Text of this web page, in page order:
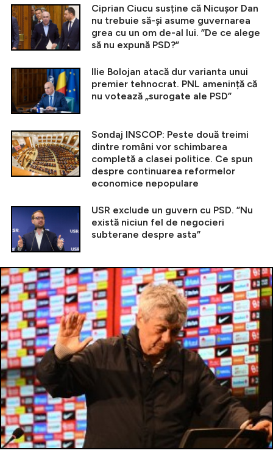
Ciprian Ciucu susține că Nicușor Dan
nu trebuie să-și asume guvernarea
grea cu un om de-al lui. ”De ce alege
să nu expună PSD?”
Ilie Bolojan atacă dur varianta unui
premier tehnocrat. PNL amenință că
nu votează „surogate ale PSD”
Sondaj INSCOP: Peste două treimi
dintre români vor schimbarea
completă a clasei politice. Ce spun
despre continuarea reformelor
economice nepopulare
USR exclude un guvern cu PSD. ”Nu
există niciun fel de negocieri
subterane despre asta”